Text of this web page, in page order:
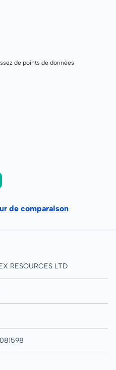
de points de données
de comparaison
RESOURCES LTD